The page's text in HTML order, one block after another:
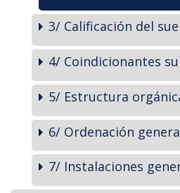
3/ Calificación del
4/ Coindicionantes
5/ Estructura
6/ Ordenación
7/ Instalaciones